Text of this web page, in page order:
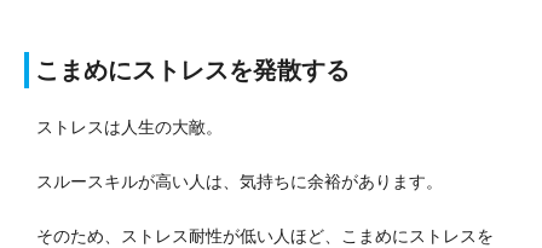
こまめにストレスを発散する
ストレスは人生の大敵。
スルースキルが高い人は、気持ちに余裕があります。
そのため、ストレス耐性が低い人ほど、こまめにストレスを